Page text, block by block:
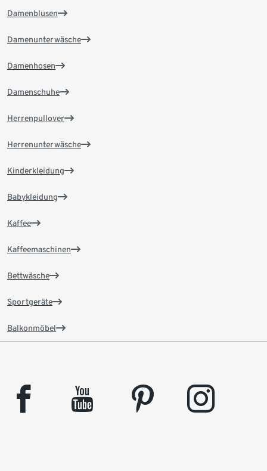
Damenblusen
Damenunterwäsche
Damenhosen
Damenschuhe
Herrenpullover
Herrenunterwäsche
Kinderkleidung
Babykleidung
Kaffee
Kaffeemaschinen
Bettwäsche
Sportgeräte
Balkonmöbel
facebook youtube pinterest instagram